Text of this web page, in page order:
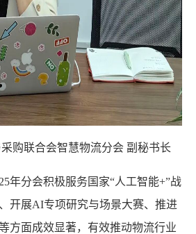
购联合会智慧物流分会 副秘书长
年分会积极服务国家“人工智能+”战
开展AI专项研究与场景大赛、推进
方面成效显著，有效推动物流行业